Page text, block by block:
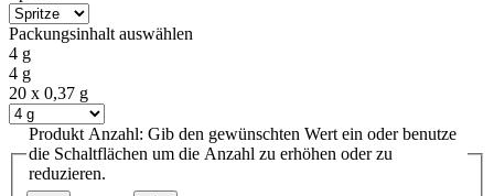
Packungsinhalt auswählen
4 g
4 g
20 x 0,37 g
Produkt Anzahl: Gib den gewünschten Wert ein oder benutze
die Schaltflächen um die Anzahl zu erhöhen oder zu
reduzieren.